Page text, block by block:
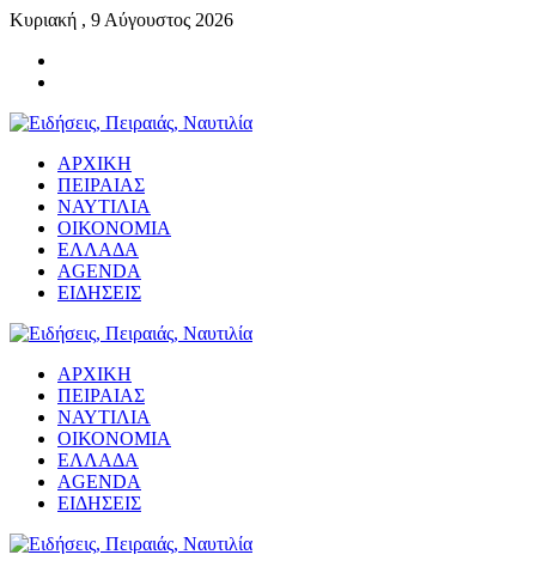
Κυριακή , 9 Αύγουστος 2026
ΑΡΧΙΚΗ
ΠΕΙΡΑΙΑΣ
ΝΑΥΤΙΛΙΑ
ΟΙΚΟΝΟΜΙΑ
ΕΛΛΑΔΑ
AGENDA
ΕΙΔΗΣΕΙΣ
ΑΡΧΙΚΗ
ΠΕΙΡΑΙΑΣ
ΝΑΥΤΙΛΙΑ
ΟΙΚΟΝΟΜΙΑ
ΕΛΛΑΔΑ
AGENDA
ΕΙΔΗΣΕΙΣ